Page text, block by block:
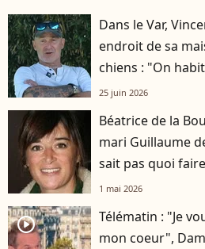
Dans le Var,
endroit de sa
chiens : "On
25 juin 2026
Béatrice de la
mari Guillaume
sait pas quoi
1 mai 2026
player2
Télématin : "Je
mon coeur",